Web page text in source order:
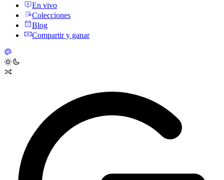
En vivo
Colecciones
Blog
Compartir y ganar